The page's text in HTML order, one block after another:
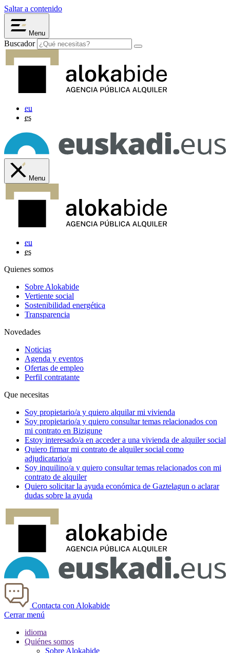
Saltar a contenido
Menu
Buscador
eu
es
Menu
eu
es
Quienes somos
Sobre Alokabide
Vertiente social
Sostenibilidad energética
Transparencia
Novedades
Noticias
Agenda y eventos
Ofertas de empleo
Perfil contratante
Que necesitas
Soy propietario/a y quiero alquilar mi vivienda
Soy propietario/a y quiero consultar temas relacionados con
mi contrato en Bizigune
Estoy interesado/a en acceder a una vivienda de alquiler social
Quiero firmar mi contrato de alquiler social como
adjudicatario/a
Soy inquilino/a y quiero consultar temas relacionados con mi
contrato de alquiler
Quiero solicitar la ayuda económica de Gaztelagun o aclarar
dudas sobre la ayuda
Contacta con Alokabide
Cerrar menú
idioma
Quiénes somos
Sobre Alokabide